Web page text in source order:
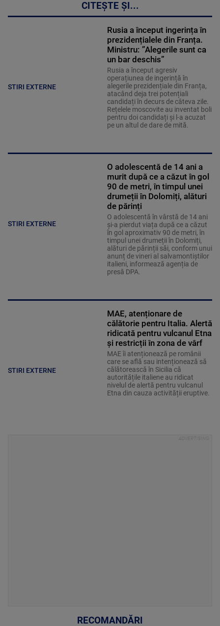
CITEȘTE ȘI...
STIRI EXTERNE
Rusia a început ingerința în
prezidențialele din Franța.
Ministru: ”Alegerile sunt ca
un bar deschis”
Rusia a început agresiv
operațiunea de ingerință în
alegerile prezidențiale din Franța,
atacând deja trei potențiali
candidați în decurs de câteva zile.
Rețelele moscovite au inventat boli
pentru doi candidați și l-a acuzat
pe un altul de dare de mită.
STIRI EXTERNE
O adolescentă de 14 ani a
murit după ce a căzut în gol
90 de metri, în timpul unei
drumeții în Dolomiți, alături
de părinți
O adolescentă în vârstă de 14 ani
și-a pierdut viața după ce a căzut
în gol aproximativ 90 de metri, în
timpul unei drumeții în Dolomiți,
alături de părinții săi, conform unui
anunț de vineri al salvamontiștilor
italieni, informează agenția de
presă DPA.
STIRI EXTERNE
MAE, atenționare de
călătorie pentru Italia. Alertă
ridicată pentru vulcanul Etna
și restricții în zona de vârf
MAE îi atenționează pe românii
care se află sau intenționează să
călătorească în Sicilia că
autoritățile italiene au ridicat
nivelul de alertă pentru vulcanul
Etna din cauza activității eruptive.
RECOMANDĂRI